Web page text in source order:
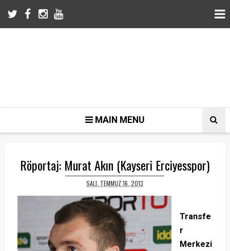
MAIN MENU
Röportaj: Murat Akın (Kayseri Erciyesspor)
SALI, TEMMUZ 16, 2013
Transfe
r
Merkezi